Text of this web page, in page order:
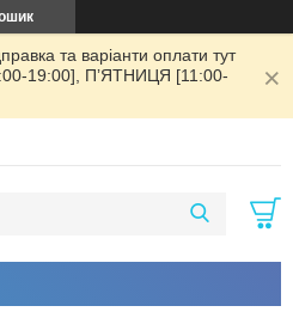
та варіанти оплати тут
19:00], ПʼЯТНИЦЯ [11:00-